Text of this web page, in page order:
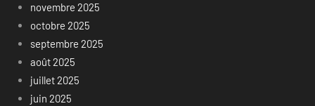
novembre 2025
octobre 2025
septembre 2025
août 2025
juillet 2025
juin 2025